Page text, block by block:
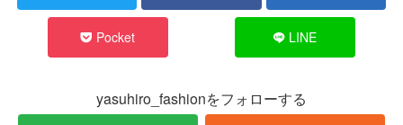
Pocket LINE
yasuhiro_fashionをフォローする